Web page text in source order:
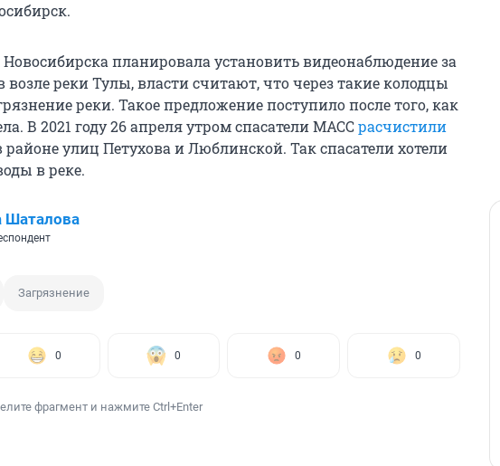
планировала установить видеонаблюдение за
реки Тулы, власти считают, что через такие колодцы
реки. Такое предложение поступило после того, как
В 2021 году 26 апреля утром спасатели МАССрасчистили
районе улиц Петухова и Люблинской. Так спасатели хотели
в реке.
Шаталова
Загрязнение
0 0 0 0
фрагмент и нажмите Ctrl+Enter